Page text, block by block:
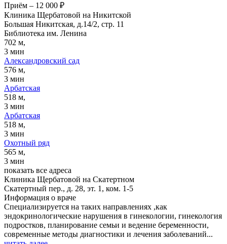
Приём – 12 000 ₽
Клиника Щербатовой на Никитской
Большая Никитская, д.14/2, стр. 11
Библиотека им. Ленина
702 м,
3 мин
Александровский сад
576 м,
3 мин
Арбатская
518 м,
3 мин
Арбатская
518 м,
3 мин
Охотный ряд
565 м,
3 мин
показать все адреса
Клиника Щербатовой на Скатертном
Скатертный пер., д. 28, эт. 1, ком. 1-5
Информация о враче
Специализируется на таких направлениях ,как
эндокринологические нарушения в гинекологии, гинекология
подростков, планирование семьи и ведение беременности,
современные методы диагностики и лечения заболеваний...